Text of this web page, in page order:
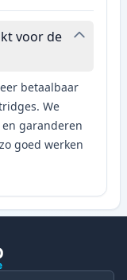
voor de
betaalbaar
We
garanderen
goed werken